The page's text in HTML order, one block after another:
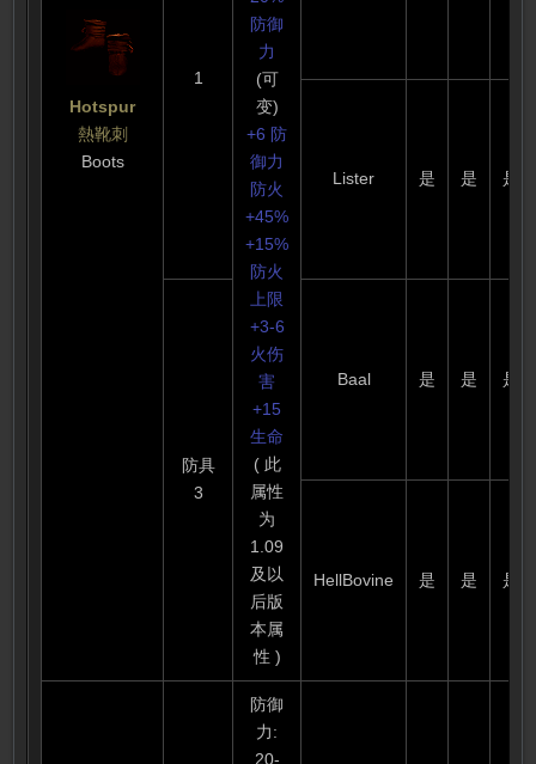
Hotspur
熱靴刺
Boots
防御
力
(可
变)
+6 防
御力
防火
+45%
+15%
防火
上限
+3-6
火伤
害
+15
生命
( 此
属性
为
1.09
及以
后版
本属
性 )
1
Lister 是 是 是
防具
3
Baal 是 是 是
HellBovine 是 是 是
防御
力:
20-